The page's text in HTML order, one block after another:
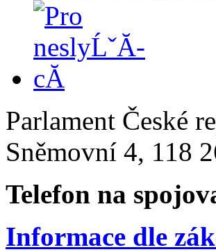
Parlament České
Sněmovní 4, 118
Telefon na
Informace dle